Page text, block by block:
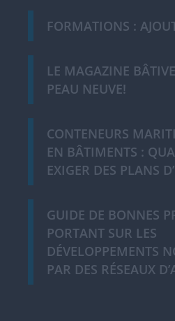
FORMATIONS :
LE MAGAZINE
PEAU NEUVE!
CONTENEURS
EN BÂTIMENTS :
EXIGER DES PLANS
GUIDE DE BONNES
PORTANT SUR LES
DÉVELOPPEMENTS
PAR DES RÉSEAUX